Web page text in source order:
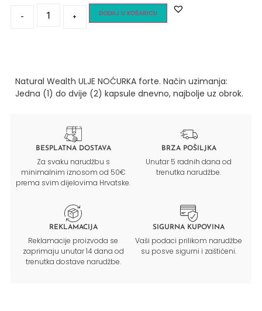
- + DODAJ U KOŠARICU
Natural Wealth ULJE NOĆURKA forte. Način uzimanja:
Jedna (1) do dvije (2) kapsule dnevno, najbolje uz obrok.
BESPLATNA DOSTAVA
Za svaku narudžbu s
minimalnim iznosom od 50€
prema svim dijelovima Hrvatske.
BRZA POŠILJKA
Unutar 5 radnih dana od
trenutka narudžbe.
REKLAMACIJA
Reklamacije proizvoda se
zaprimaju unutar 14 dana od
trenutka dostave narudžbe.
SIGURNA KUPOVINA
Vaši podaci prilikom narudžbe
su posve sigurni i zaštićeni.